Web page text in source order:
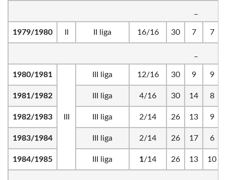
1979/1980 II liga 16/16 30 7 7
1980/1981 III liga 12/16 30 9 9
1981/1982 III liga 4/16 30 14 8
1982/1983 III liga 2/14 26 13 9
1983/1984 III liga 2/14 26 17 6
1984/1985 III liga 1/14 26 13 10